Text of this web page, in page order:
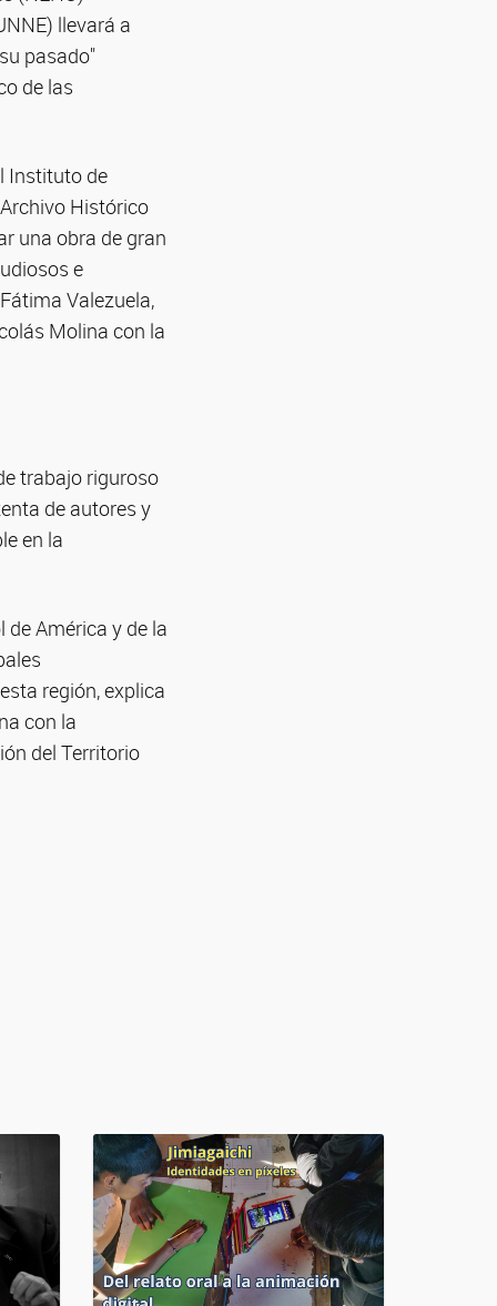
llevará a
pasado"
de las
Instituto de
Histórico
una obra de gran
e
Valezuela,
Molina con la
trabajo riguroso
de autores y
en la
América y de la
región, explica
con la
del Territorio